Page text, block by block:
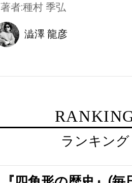
著者:種村 季弘
澁澤 龍彦
ランキング